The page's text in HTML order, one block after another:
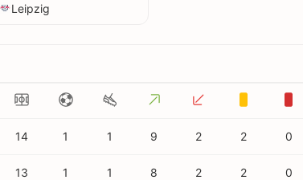
Leipzig
14 1 1 9 2 2 0
13 1 1 8 2 2 0